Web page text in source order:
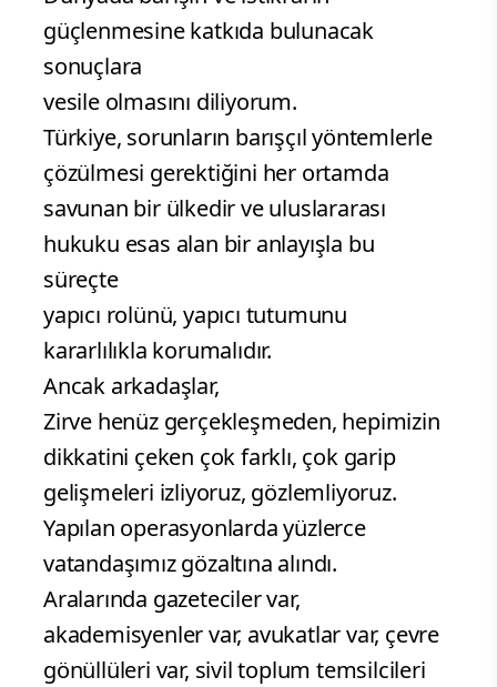
güçlenmesine katkıda bulunacak
sonuçlara
vesile olmasını diliyorum.
Türkiye, sorunların barışçıl yöntemlerle
çözülmesi gerektiğini her ortamda
savunan bir ülkedir ve uluslararası
hukuku esas alan bir anlayışla bu
süreçte
yapıcı rolünü, yapıcı tutumunu
kararlılıkla korumalıdır.
Ancak arkadaşlar,
Zirve henüz gerçekleşmeden, hepimizin
dikkatini çeken çok farklı, çok garip
gelişmeleri izliyoruz, gözlemliyoruz.
Yapılan operasyonlarda yüzlerce
vatandaşımız gözaltına alındı.
Aralarında gazeteciler var,
akademisyenler var, avukatlar var, çevre
gönüllüleri var, sivil toplum temsilcileri